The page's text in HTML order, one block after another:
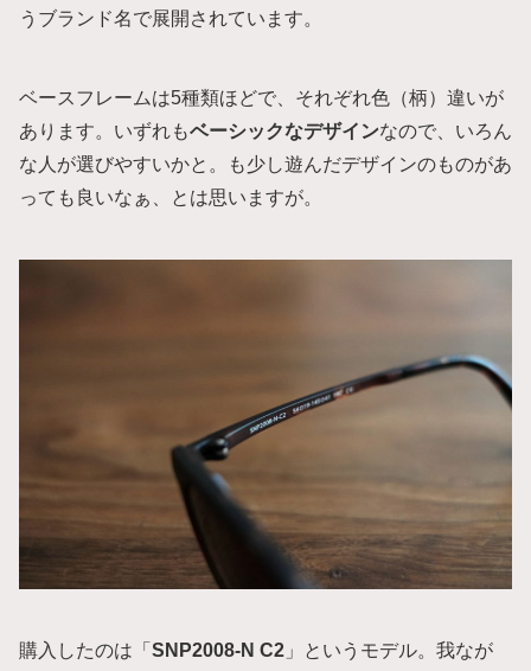
うブランド名で展開されています。
ベースフレームは5種類ほどで、それぞれ色（柄）違いが
あります。いずれもベーシックなデザインなので、いろん
な人が選びやすいかと。も少し遊んだデザインのものがあ
っても良いなぁ、とは思いますが。
購入したのは「 SNP2008-N C2 」というモデル。我なが